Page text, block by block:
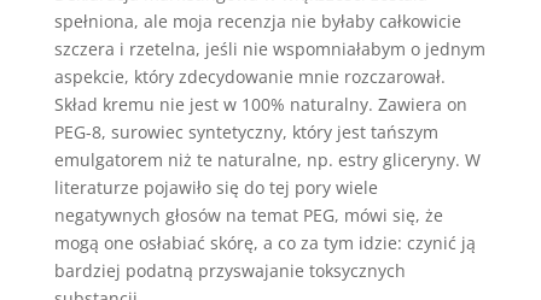
spełniona, ale moja recenzja nie byłaby całkowicie
szczera i rzetelna, jeśli nie wspomniałabym o jednym
aspekcie, który zdecydowanie mnie rozczarował.
Skład kremu nie jest w 100% naturalny. Zawiera on
PEG-8, surowiec syntetyczny, który jest tańszym
emulgatorem niż te naturalne, np. estry gliceryny. W
literaturze pojawiło się do tej pory wiele
negatywnych głosów na temat PEG, mówi się, że
mogą one osłabiać skórę, a co za tym idzie: czynić ją
bardziej podatną przyswajanie toksycznych